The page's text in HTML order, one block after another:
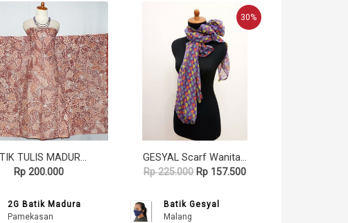
BATIK TULIS MADURA H-32
Rp 200.000
2G Batik Madura
Pamekasan
30%
GESYAL Scarf Wanita - Lavender
Rp 225.000 Rp 157.500
Batik Gesyal
Malang